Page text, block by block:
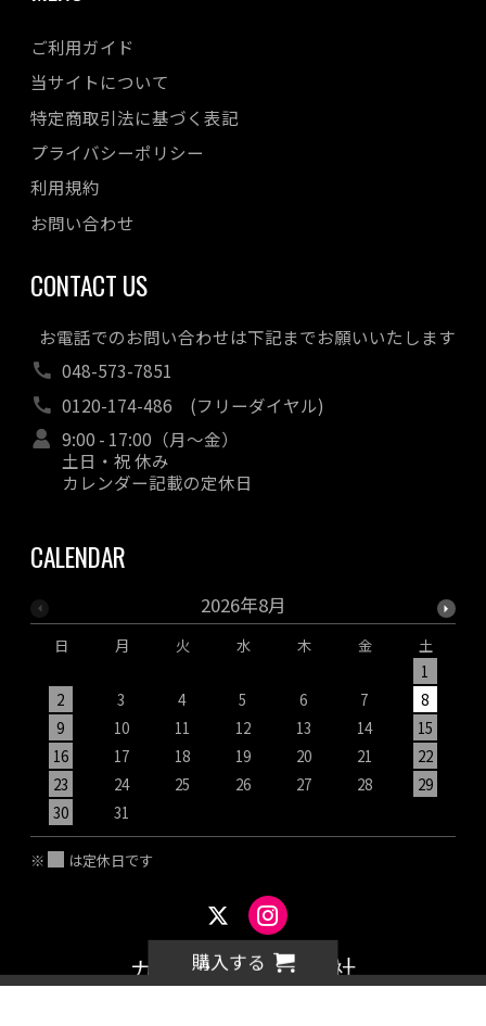
購入する
ご利用ガイド
当サイトについて
特定商取引法に基づく表記
プライバシーポリシー
利用規約
お問い合わせ
CONTACT US
お電話でのお問い合わせは下記までお願いいたします
048-573-7851
0120-174-486 (フリーダイヤル)
9:00 - 17:00（月～金）
土日・祝 休み
カレンダー記載の定休日
CALENDAR
2026年8月
日 月 火 水 木 金
土
1
2
3 4 5 6 7
8
9
10 11 12 13 14
15
16
17 18 19 20 21
22
23
24 25 26 27 28
29
30
31
※ は定休日です
カネヨ石鹸株式会社